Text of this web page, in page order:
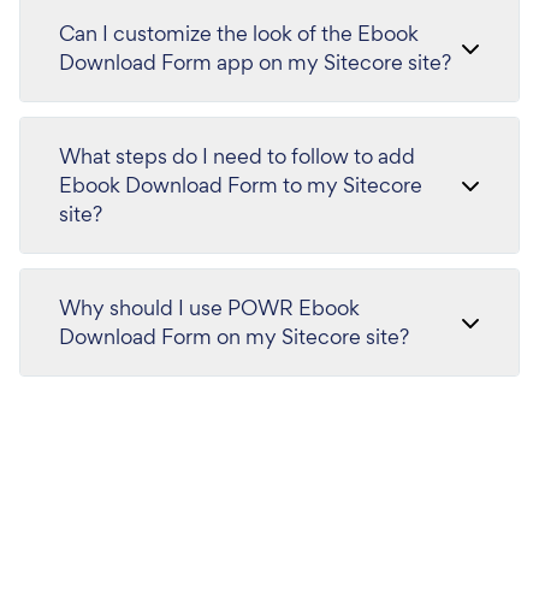
Can I customize the look of the Ebook
Download Form app on my Sitecore site?
What steps do I need to follow to add
Ebook Download Form to my Sitecore
site?
Why should I use POWR Ebook
Download Form on my Sitecore site?